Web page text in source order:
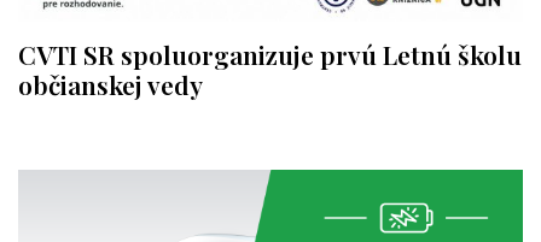
CVTI SR spoluorganizuje prvú Letnú školu
občianskej vedy